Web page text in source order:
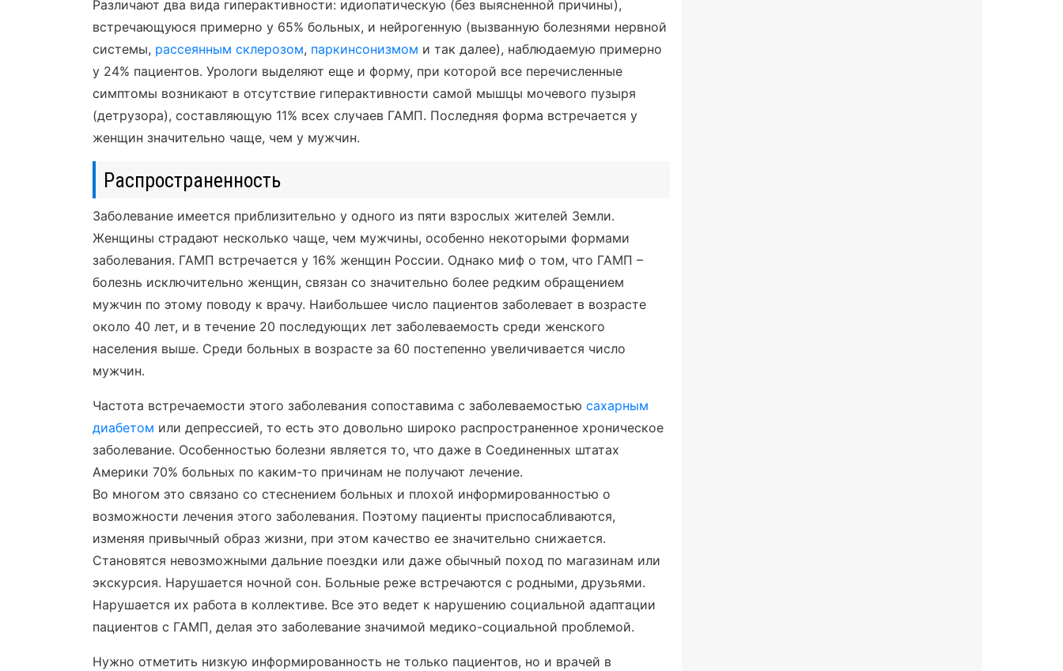
Различают два вида гиперактивности: идиопатическую (без выясненной причины),
встречающуюся примерно у 65% больных, и нейрогенную (вызванную болезнями нервной
системы, рассеянным склерозом, паркинсонизмом и так далее), наблюдаемую примерно
у 24% пациентов. Урологи выделяют еще и форму, при которой все перечисленные
симптомы возникают в отсутствие гиперактивности самой мышцы мочевого пузыря
(детрузора), составляющую 11% всех случаев ГАМП. Последняя форма встречается у
женщин значительно чаще, чем у мужчин.
Распространенность
Заболевание имеется приблизительно у одного из пяти взрослых жителей Земли.
Женщины страдают несколько чаще, чем мужчины, особенно некоторыми формами
заболевания. ГАМП встречается у 16% женщин России. Однако миф о том, что ГАМП –
болезнь исключительно женщин, связан со значительно более редким обращением
мужчин по этому поводу к врачу. Наибольшее число пациентов заболевает в возрасте
около 40 лет, и в течение 20 последующих лет заболеваемость среди женского
населения выше. Среди больных в возрасте за 60 постепенно увеличивается число
мужчин.
Частота встречаемости этого заболевания сопоставима с заболеваемостью сахарным
диабетом или депрессией, то есть это довольно широко распространенное хроническое
заболевание. Особенностью болезни является то, что даже в Соединенных штатах
Америки 70% больных по каким-то причинам не получают лечение.
Во многом это связано со стеснением больных и плохой информированностью о
возможности лечения этого заболевания. Поэтому пациенты приспосабливаются,
изменяя привычный образ жизни, при этом качество ее значительно снижается.
Становятся невозможными дальние поездки или даже обычный поход по магазинам или
экскурсия. Нарушается ночной сон. Больные реже встречаются с родными, друзьями.
Нарушается их работа в коллективе. Все это ведет к нарушению социальной адаптации
пациентов с ГАМП, делая это заболевание значимой медико-социальной проблемой.
Нужно отметить низкую информированность не только пациентов, но и врачей в